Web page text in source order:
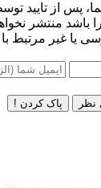
پس از تایید
باشد منتشر
یا غیر مرتبط
نظر پاک کردن !